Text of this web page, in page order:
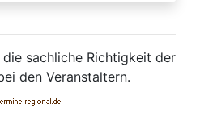
sachliche Richtigkeit der
den Veranstaltern.